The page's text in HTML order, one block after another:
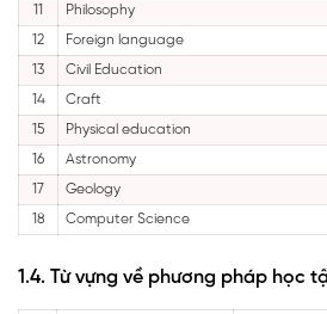
11
Philosophy
12
Foreign language
13
Civil Education
14
Craft
15
Physical education
16
Astronomy
17
Geology
18
Computer Science
1.4. Từ vựng về phương pháp học